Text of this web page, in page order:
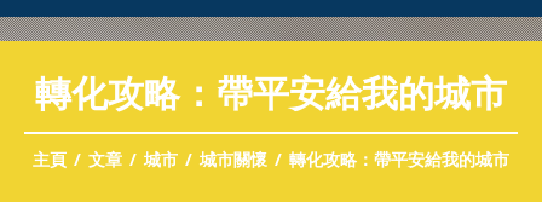
轉化攻略：帶平安給我的城市
主頁 文章 城市 城市關懷 轉化攻略：帶平安給我的城市